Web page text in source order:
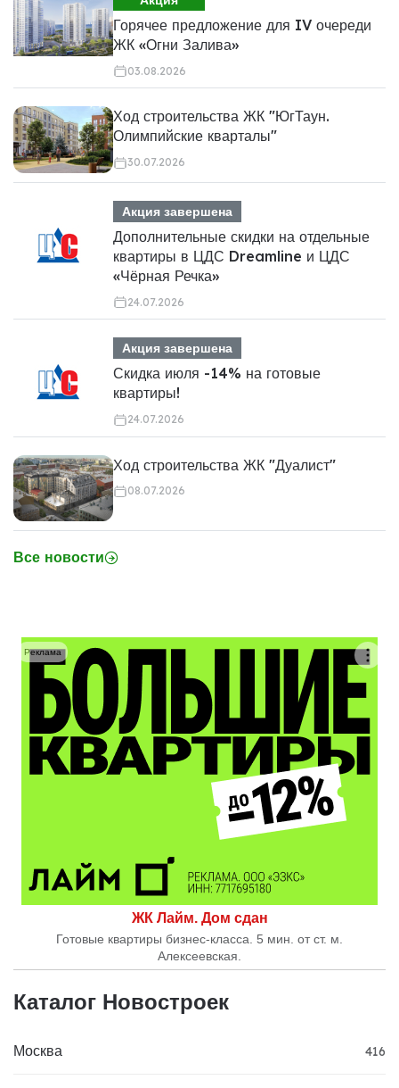
Горячее предложение для IV очереди
ЖК «Огни Залива»
03.08.2026
Ход строительства ЖК "ЮгТаун.
Олимпийские кварталы"
30.07.2026
Акция завершена
Дополнительные скидки на отдельные
квартиры в ЦДС Dreamline и ЦДС
«Чёрная Речка»
24.07.2026
Акция завершена
Скидка июля -14% на готовые
квартиры!
24.07.2026
Ход строительства ЖК "Дуалист"
08.07.2026
Все новости
ЖК Лайм. Дом сдан
Готовые квартиры бизнес-класса. 5 мин. от ст. м.
Алексеевская.
Реклама
Каталог Новостроек
Москва 416